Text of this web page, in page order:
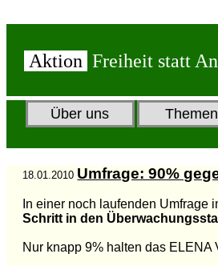
Aktion Freiheit statt
Über uns Themen
18.01.2010 Umfrage: 90%
In einer noch laufenden Umfrage
Schritt in den
Nur knapp 9% halten das ELENA